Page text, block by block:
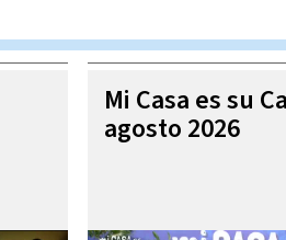
MÁS
Mi Casa es su
agosto 2026